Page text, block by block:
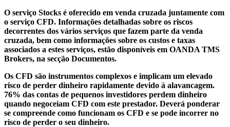
O serviço Stocks é oferecido em venda cruzada juntamente com
o serviço CFD. Informações detalhadas sobre os riscos
decorrentes dos vários serviços que fazem parte da venda
cruzada, bem como informações sobre os custos e taxas
associados a estes serviços, estão disponíveis em OANDA TMS
Brokers, na secção Documentos.
Os CFD são instrumentos complexos e implicam um elevado
risco de perder dinheiro rapidamente devido à alavancagem.
76% das contas de pequenos investidores perdem dinheiro
quando negoceiam CFD com este prestador. Deverá ponderar
se compreende como funcionam os CFD e se pode incorrer no
risco de perder o seu dinheiro.